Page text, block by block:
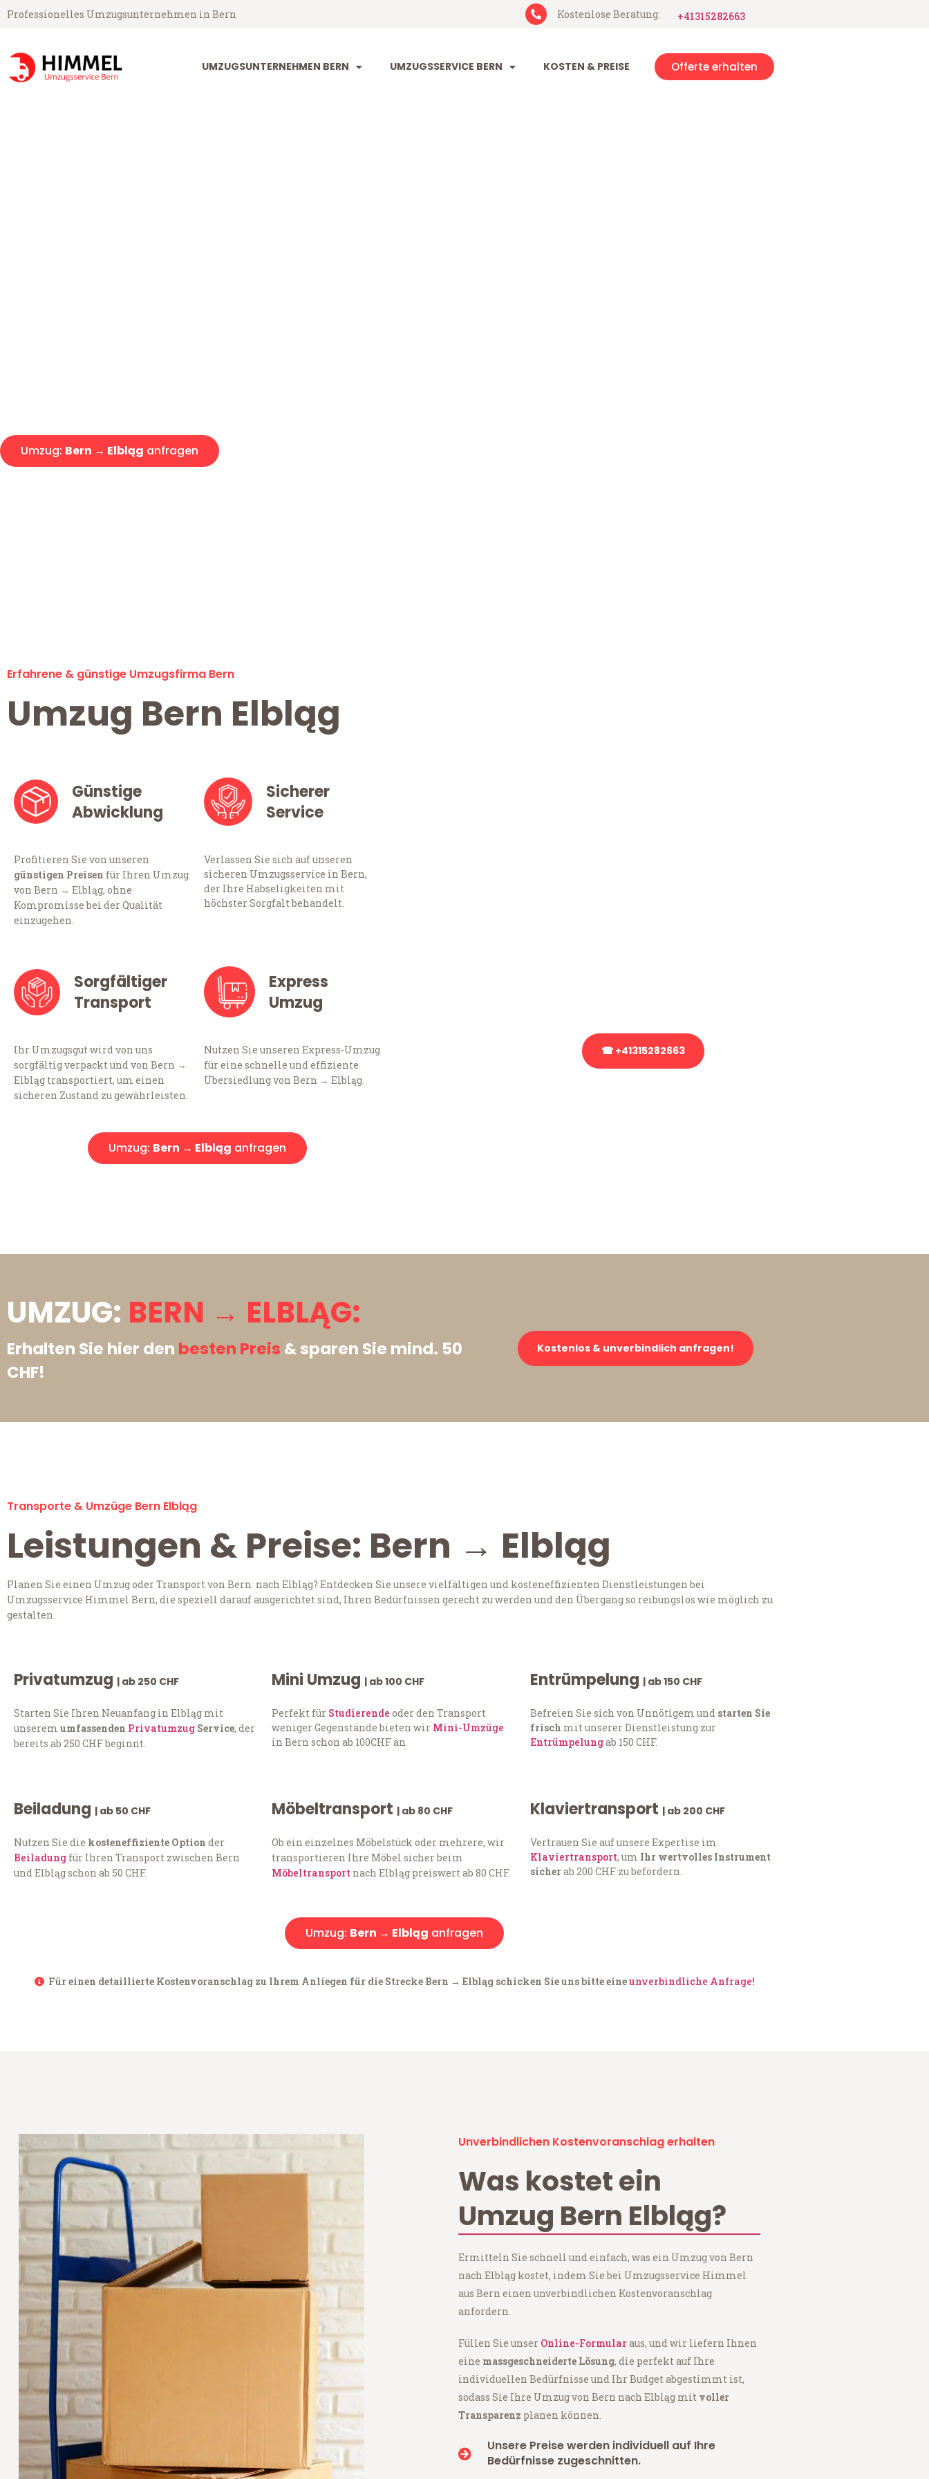
Professionelles Umzugsunternehmen in Bern Kostenlose Beratung: +41315282663
UMZUGSUNTERNEHMEN BERN UMZUGSSERVICE BERN KOSTEN & PREISE Offerte erhalten
Umzug: Bern → Elbląg anfragen
Erfahrene & günstige Umzugsfirma Bern
Umzug Bern Elbląg
Günstige
Abwicklung
Profitieren Sie von unseren
günstigen Preisen für Ihren Umzug
von Bern → Elbląg, ohne
Kompromisse bei der Qualität
einzugehen.
Sicherer
Service
Verlassen Sie sich auf unseren
sicheren Umzugsservice in Bern,
der Ihre Habseligkeiten mit
höchster Sorgfalt behandelt.
Sorgfältiger
Transport
Ihr Umzugsgut wird von uns
sorgfältig verpackt und von Bern →
Elbląg transportiert, um einen
sicheren Zustand zu gewährleisten.
Express
Umzug
Nutzen Sie unseren Express-Umzug
für eine schnelle und effiziente
Übersiedlung von Bern → Elbląg.
Umzug: Bern → Elbląg anfragen
☎ +41315282663
UMZUG: BERN → ELBLĄG:
Erhalten Sie hier den besten Preis & sparen Sie mind. 50
CHF!
Kostenlos & unverbindlich anfragen!
Transporte & Umzüge Bern Elbląg
Leistungen & Preise: Bern → Elbląg
Planen Sie einen Umzug oder Transport von Bern nach Elbląg? Entdecken Sie unsere vielfältigen und kosteneffizienten Dienstleistungen bei
Umzugsservice Himmel Bern, die speziell darauf ausgerichtet sind, Ihren Bedürfnissen gerecht zu werden und den Übergang so reibungslos wie möglich zu
gestalten.
Privatumzug | ab 250 CHF
Starten Sie Ihren Neuanfang in Elbląg mit
unserem umfassenden Privatumzug Service, der
bereits ab 250 CHF beginnt.
Mini Umzug | ab 100 CHF
Perfekt für Studierende oder den Transport
weniger Gegenstände bieten wir Mini-Umzüge
in Bern schon ab 100CHF an.
Entrümpelung | ab 150 CHF
Befreien Sie sich von Unnötigem und starten Sie
frisch mit unserer Dienstleistung zur
Entrümpelungab 150 CHF.
Beiladung | ab 50 CHF
Nutzen Sie die kosteneffiziente Option der
Beiladung für Ihren Transport zwischen Bern
und Elbląg schon ab 50 CHF.
Möbeltransport | ab 80 CHF
Ob ein einzelnes Möbelstück oder mehrere, wir
transportieren Ihre Möbel sicher beim
Möbeltransport nach Elbląg preiswert ab 80 CHF.
Klaviertransport | ab 200 CHF
Vertrauen Sie auf unsere Expertise im
Klaviertransport, um Ihr wertvolles Instrument
sicherab 200 CHF zu befördern.
Umzug: Bern → Elbląg anfragen
Für einen detaillierte Kostenvoranschlag zu Ihrem Anliegen für die Strecke Bern → Elbląg schicken Sie uns bitte eineunverbindliche Anfrage!
Unverbindlichen Kostenvoranschlag erhalten
Was kostet ein
Umzug Bern Elbląg?
Ermitteln Sie schnell und einfach, was ein Umzug von Bern
nach Elbląg kostet, indem Sie bei Umzugsservice Himmel
aus Bern einen unverbindlichen Kostenvoranschlag
anfordern.
Füllen Sie unser Online-Formularaus, und wir liefern Ihnen
eine massgeschneiderte Lösung, die perfekt auf Ihre
individuellen Bedürfnisse und Ihr Budget abgestimmt ist,
sodass Sie Ihre Umzug von Bern nach Elbląg mit voller
Transparenz planen können.
Unsere Preise werden individuell auf Ihre
Bedürfnisse zugeschnitten.